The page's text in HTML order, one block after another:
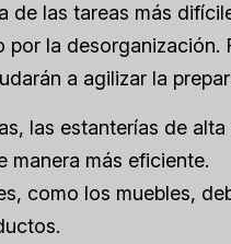
de las tareas más
la
a agilizar la
las estanterías de
manera más eficiente.
como los muebles,